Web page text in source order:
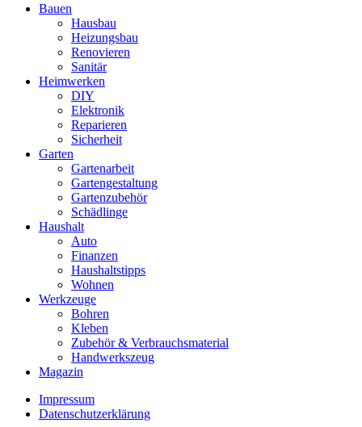
Bauen
Hausbau
Heizungsbau
Renovieren
Sanitär
Heimwerken
DIY
Elektronik
Reparieren
Sicherheit
Garten
Gartenarbeit
Gartengestaltung
Gartenzubehör
Schädlinge
Haushalt
Auto
Finanzen
Haushaltstipps
Wohnen
Werkzeuge
Bohren
Kleben
Zubehör & Verbrauchsmaterial
Handwerkszeug
Magazin
Impressum
Datenschutzerklärung